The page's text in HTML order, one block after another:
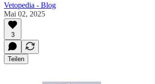
Vetopedia - Blog
Mai 02, 2025
3
Teilen